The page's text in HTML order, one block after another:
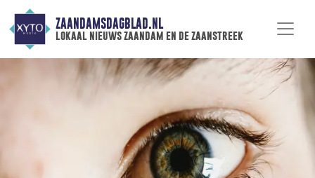
ZAANDAMSDAGBLAD.NL
lokaal nieuws zaandam en de zaanstreek